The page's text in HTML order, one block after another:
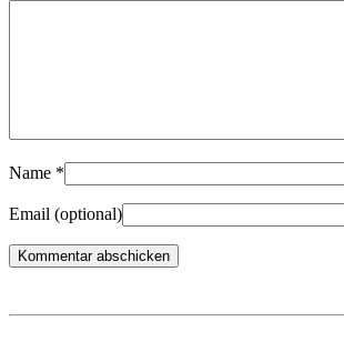
Name *
Email (optional)